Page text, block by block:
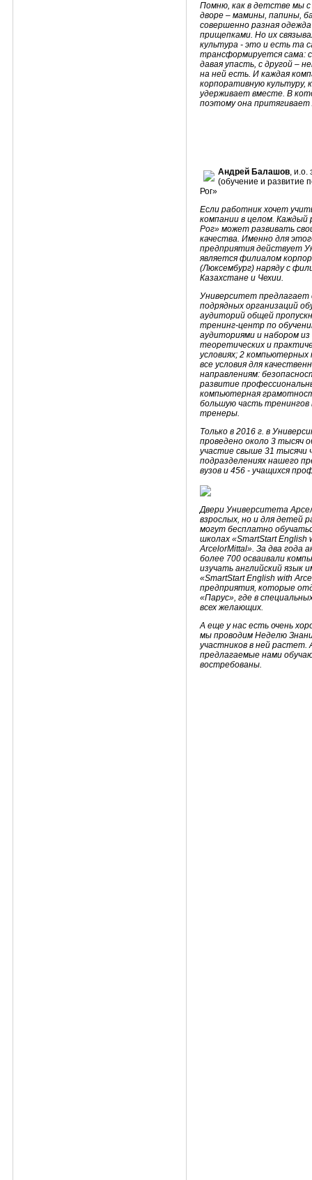
Помню, как в детстве мы с
дворе – мамины, папины,
совершенно разная
прищепками. Но их
культура - это и есть та
трансформируется сама:
давая упасть, с другой –
на ней есть. И каждая
корпоративную культуру,
удерживает вместе. В
поэтому она
Андрей Балашов, и.о.
(обучение и развитие
Рог»
Если работник хочет
компании в целом.
Рог» может развивать
качества. Именно для
предприятия действует
является филиалом
(Люксембург) наряду с
Казахстане и Чехии.
Университет предлагает
подрядных организаций
аудиторий общей
тренинг-центр по
аудиториями и набором
теоретических и
условиях; 2 компьютерных
все условия для
направлениям:
развитие
компьютерная
большую часть
тренеры.
Только в 2016 г. в
проведено около 3 тысяч
участие свыше 31 тысячи
подразделениях нашего
вузов и 456 - учащихся
Двери Университета
взрослых, но и для детей
могут бесплатно
школах «SmartStart English
ArcelorMittal». За два года
более 700 осваивали
изучать английский язык
«SmartStart English with
предприятия, которые
«Парус», где в
всех желающих.
А еще у нас есть очень
мы проводим Неделю
участников в ней
предлагаемые нами
востребованы.